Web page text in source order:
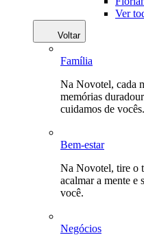
Ver
Voltar
Família
Na Novotel, cada
memórias
cuidamos de vocês.
Bem-estar
Na Novotel, tire o
acalmar a mente e
você.
Negócios